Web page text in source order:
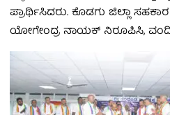
ಪ್ರಾರ್ಥಿಸಿದರು. ಕೊಡಗು ಜಿಲ್ಲಾ
ಯೋಗೇಂದ್ರ ನಾಯಕ್ ನಿರೂಪಿಸಿ,